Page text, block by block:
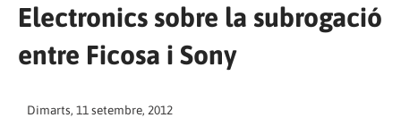
Electronics sobre la subrogació
entre Ficosa i Sony
Dimarts, 11 setembre, 2012